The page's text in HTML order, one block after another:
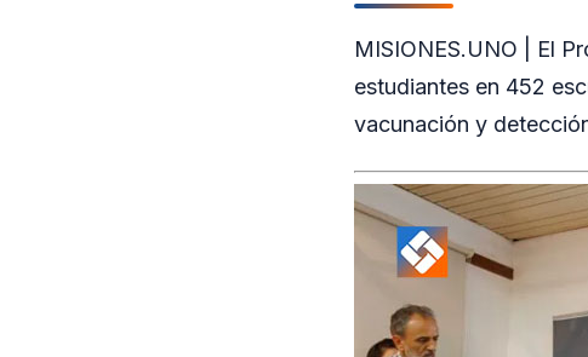
MISIONES.UNO | El
estudiantes en 452
vacunación y